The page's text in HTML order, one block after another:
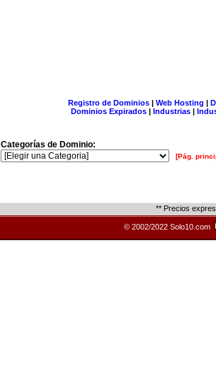
Registro de Dominios| Web Hosting |
Dominios Expirados | Industrias |
Categorías de Dominio:
[Pág.
** Precios
© 2002/2022 Solo10.com